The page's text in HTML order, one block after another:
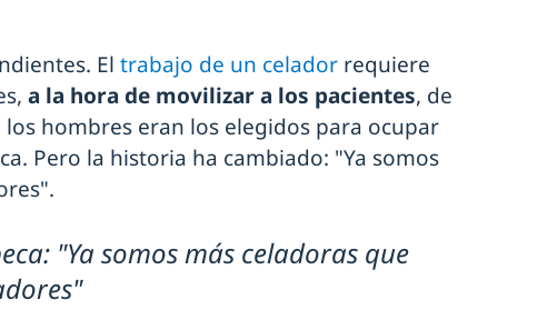
El trabajo de un celador requiere
a la hora de movilizar a los pacientes, de
hombres eran los elegidos para ocupar
Pero la historia ha cambiado: "Ya somos
"Ya somos más celadoras que